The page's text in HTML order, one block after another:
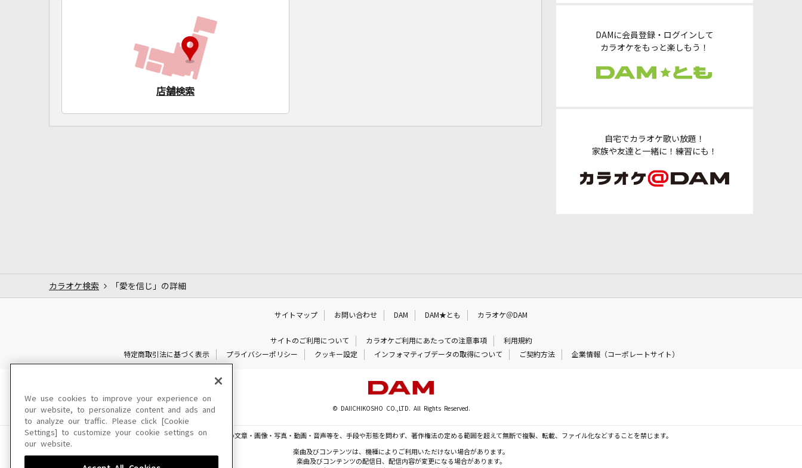
DAMに会員登録・ログインして
カラオケをもっと楽しもう！
自宅でカラオケ歌い放題！
家族や友達と一緒に！練習にも！
店舗検索
カラオケ検索 「愛を信じ」の詳細
サイトマップ お問い合わせ DAM DAM★とも カラオケ＠DAM
サイトのご利用について カラオケご利用にあたっての注意事項
利用規約
特定商取引法に基づく表示
プライバシーポリシー クッキー設定 インフォマティブデータの取得について ご契約方法 企業情報（コーポレートサイト）
© DAIICHIKOSHO CO.,LTD. All Rights Reserved.
このサイトに掲載されている一切の文章・画像・写真・動画・音声等を、手段や形態を問わず、著作権法の定める範囲を超えて無断で複製、転載、ファイル化などすることを禁じます。
楽曲及びコンテンツは、機種によりご利用いただけない場合があります。
楽曲及びコンテンツの配信日、配信内容が変更になる場合があります。
We use cookies to improve your experience on
our website, to personalize content and ads and
to analyze our traffic. Please click [Cookie
Settings] to customize your cookie settings on
our website.